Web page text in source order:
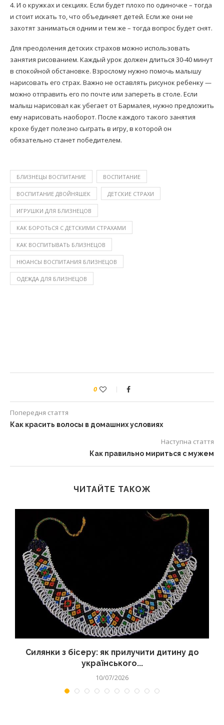
4. И о кружках и секциях. Если будет плохо по одиночке – тогда
и стоит искать то, что объединяет детей. Если же они не
захотят заниматься одним и тем же – тогда вопрос будет снят.
Для преодоления детских страхов можно использовать
занятия рисованием. Каждый урок должен длиться 30-40 минут
в спокойной обстановке. Взрослому нужно помочь малышу
нарисовать его страх. Важно не оставлять рисунок ребенку —
можно отправить его по почте или запереть в столе. Если
малыш нарисовал как убегает от Бармалея, нужно предложить
ему нарисовать наоборот. После каждого такого занятия
крохе будет полезно сыграть в игру, в которой он
обязательно станет победителем.
БЛИЗНЕЦЫ ВОСПИТАНИЕ ВОСПИТАНИЕ
ВОСПИТАНИЕ ДВОЙНЯШЕК ДЕТСКИЕ СТРАХИ
ИГРУШКИ ДЛЯ БЛИЗНЕЦОВ
КАК БОРОТЬСЯ С ДЕТСКИМИ СТРАХАМИ
КАК ВОСПИТЫВАТЬ БЛИЗНЕЦОВ
НЮАНСЫ ВОСПИТАНИЯ БЛИЗНЕЦОВ
ОДЕЖДА ДЛЯ БЛИЗНЕЦОВ
0
Попередня стаття
Как красить волосы в домашних условиях
Наступна стаття
Как правильно мириться с мужем
ЧИТАЙТЕ ТАКОЖ
Силянки з бісеру: як прилучити дитину до
українського...
10/07/2026